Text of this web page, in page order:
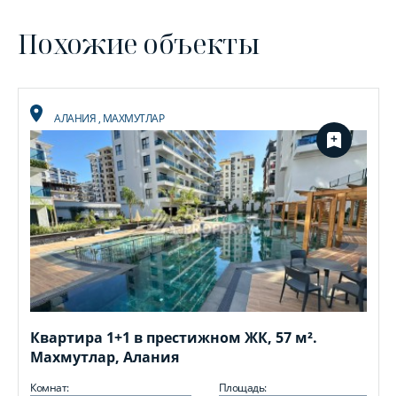
Похожие объекты
АЛАНИЯ, МАХМУТЛАР
Квартира 1+1 в престижном ЖК, 57 м².
Махмутлар, Алания
Комнат: Площадь: